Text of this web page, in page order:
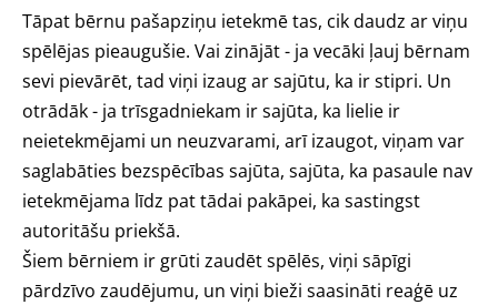
Tāpat bērnu pašapziņu ietekmē tas, cik daudz ar viņu
spēlējas pieaugušie. Vai zinājāt - ja vecāki ļauj bērnam
sevi pievārēt, tad viņi izaug ar sajūtu, ka ir stipri. Un
otrādāk - ja trīsgadniekam ir sajūta, ka lielie ir
neietekmējami un neuzvarami, arī izaugot, viņam var
saglabāties bezspēcības sajūta, sajūta, ka pasaule nav
ietekmējama līdz pat tādai pakāpei, ka sastingst
autoritāšu priekšā.
Šiem bērniem ir grūti zaudēt spēlēs, viņi sāpīgi
pārdzīvo zaudējumu, un viņi bieži saasināti reaģē uz